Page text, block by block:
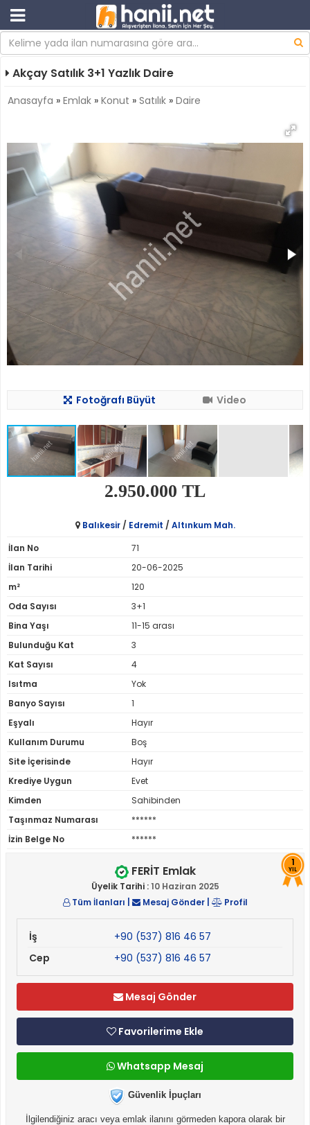
Akçay Satılık 3+1 Yazlık Daire
Anasayfa » Emlak » Konut » Satılık » Daire
Fotoğrafı Büyüt Video
2.950.000 TL
Balıkesir/ Edremit / Altınkum Mah.
İlan No
71
İlan Tarihi
20-06-2025
m²
120
Oda Sayısı
3+1
Bina Yaşı
11-15 arası
Bulunduğu Kat
3
Kat Sayısı
4
Isıtma
Yok
Banyo Sayısı
1
Eşyalı
Hayır
Kullanım Durumu
Boş
Site İçerisinde
Hayır
Krediye Uygun
Evet
Kimden
Sahibinden
Taşınmaz Numarası
******
İzin Belge No
******
1
YIL
FERİT Emlak
Üyelik Tarihi :10 Haziran 2025
Tüm İlanları
Mesaj Gönder| Profil
İş
+90 (537) 816 46 57
Cep
+90 (537) 816 46 57
Mesaj Gönder
Favorilerime Ekle
Whatsapp Mesaj
Güvenlik İpuçları
İlgilendiğiniz aracı veya emlak ilanını görmeden kapora olarak bir